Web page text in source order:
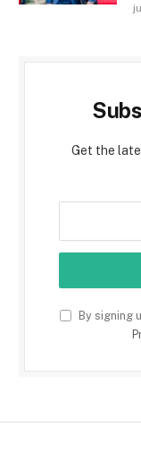
Get the
By signing